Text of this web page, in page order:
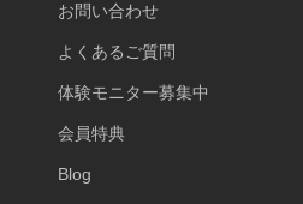
お問い合わせ
よくあるご質問
体験モニター募集中
会員特典
Blog